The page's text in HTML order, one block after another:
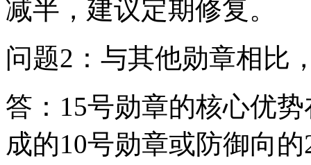
减半，建议定期修复。
问题2：与其他勋章相比
答：15号勋章的核心优
成的10号勋章或防御向